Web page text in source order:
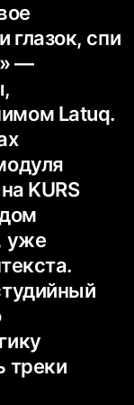
глазок, спи
—
Latuq.
KURS
уже
треки